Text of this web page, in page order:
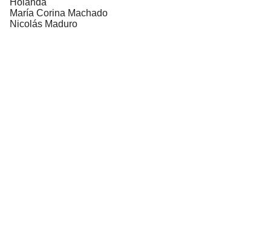
María Corina Machado
Nicolás Maduro